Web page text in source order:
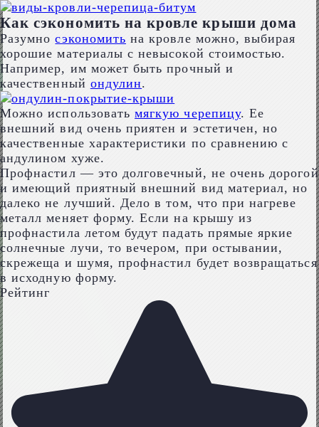
Как сэкономить на кровле крыши дома
Разумносэкономить на кровле можно, выбирая
хорошие материалы с невысокой стоимостью.
Например, им может быть прочный и
качественный ондулин.
Можно использоватьмягкую черепицу. Ее
внешний вид очень приятен и эстетичен, но
качественные характеристики по сравнению с
андулином хуже.
Профнастил — это долговечный, не очень дорогой
и имеющий приятный внешний вид материал, но
далеко не лучший. Дело в том, что при нагреве
металл меняет форму. Если на крышу из
профнастила летом будут падать прямые яркие
солнечные лучи, то вечером, при остывании,
скрежеща и шумя, профнастил будет возвращаться
в исходную форму.
Рейтинг